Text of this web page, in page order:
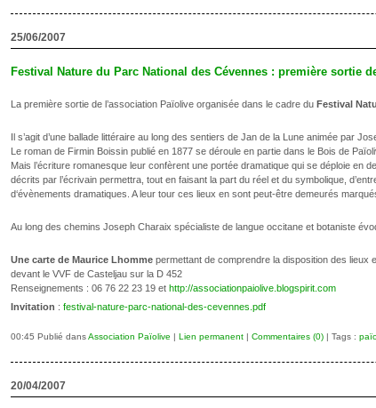
25/06/2007
Festival Nature du Parc National des Cévennes : première sortie
La première sortie de l’association Païolive organisée dans le cadre du Festival
Il s’agit d’une ballade littéraire au long des sentiers de Jan de la Lune animée par
Le roman de Firmin Boissin publié en 1877 se déroule en partie dans le Bois de
Mais l’écriture romanesque leur confèrent une portée dramatique qui se déploie en
décrits par l’écrivain permettra, tout en faisant la part du réel et du symbolique,
d‘évènements dramatiques. A leur tour ces lieux en sont peut-être demeurés
Au long des chemins Joseph Charaix spécialiste de langue occitane et botaniste
Une carte de Maurice Lhomme permettant de comprendre la disposition des
devant le VVF de Casteljau sur la D 452
Renseignements : 06 76 22 23 19 et http://associationpaiolive.blogspirit.com
Invitation : festival-nature-parc-national-des-cevennes.pdf
00:45 Publié dansAssociation Païolive | Lien permanent | Commentaires (0) | Tags :
20/04/2007